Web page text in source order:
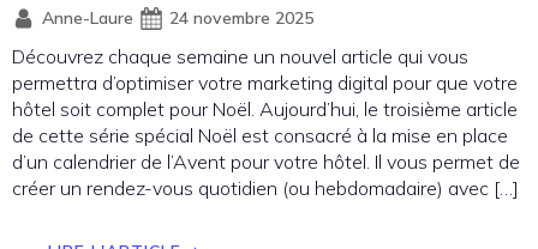
Anne-Laure 24 novembre 2025
Découvrez chaque semaine un nouvel article qui vous
permettra d’optimiser votre marketing digital pour que votre
hôtel soit complet pour Noël. Aujourd’hui, le troisième article
de cette série spécial Noël est consacré à la mise en place
d’un calendrier de l’Avent pour votre hôtel. Il vous permet de
créer un rendez-vous quotidien (ou hebdomadaire) avec […]